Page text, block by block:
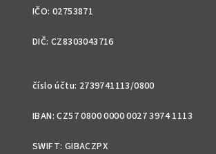
IČO: 02753871
DIČ: CZ8303043716
číslo účtu: 2739741113/0800
IBAN: CZ57 0800 0000 0027 3974 1113
SWIFT: GIBACZPX